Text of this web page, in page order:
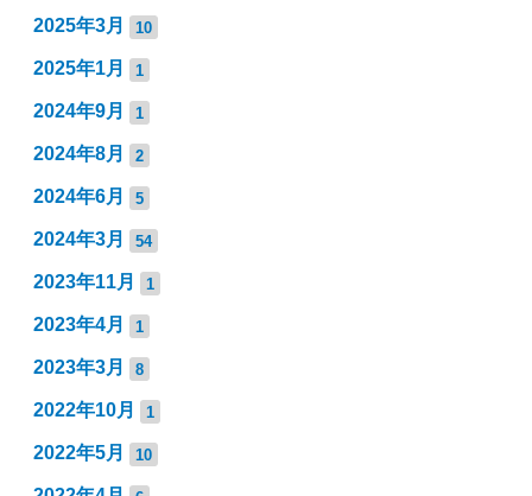
2025年3月 10
2025年1月 1
2024年9月 1
2024年8月 2
2024年6月 5
2024年3月 54
2023年11月 1
2023年4月 1
2023年3月 8
2022年10月 1
2022年5月 10